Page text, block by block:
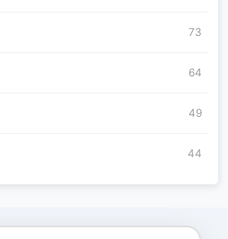
73
64
49
44